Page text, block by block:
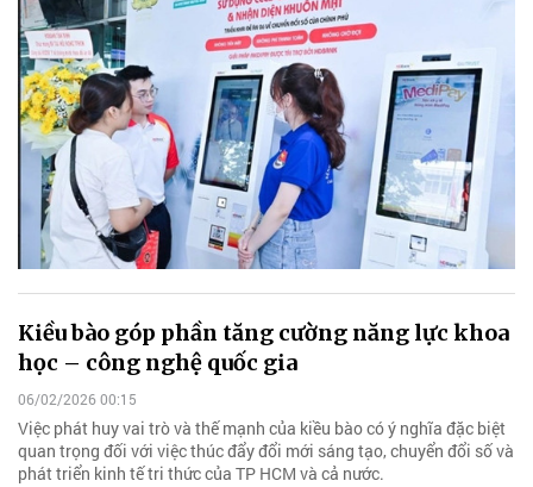
Kiều bào góp phần tăng cường năng lực khoa
học – công nghệ quốc gia
06/02/2026 00:15
Việc phát huy vai trò và thế mạnh của kiều bào có ý nghĩa đặc biệt
quan trọng đối với việc thúc đẩy đổi mới sáng tạo, chuyển đổi số và
phát triển kinh tế tri thức của TP HCM và cả nước.